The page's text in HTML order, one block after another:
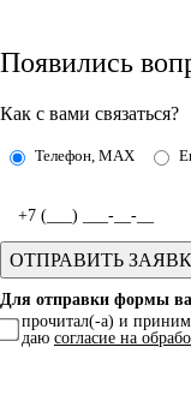
Появились
Как с вами связаться?
Телефон, MAX
Для отправки формы
прочитал(-а) и
даю согласие на